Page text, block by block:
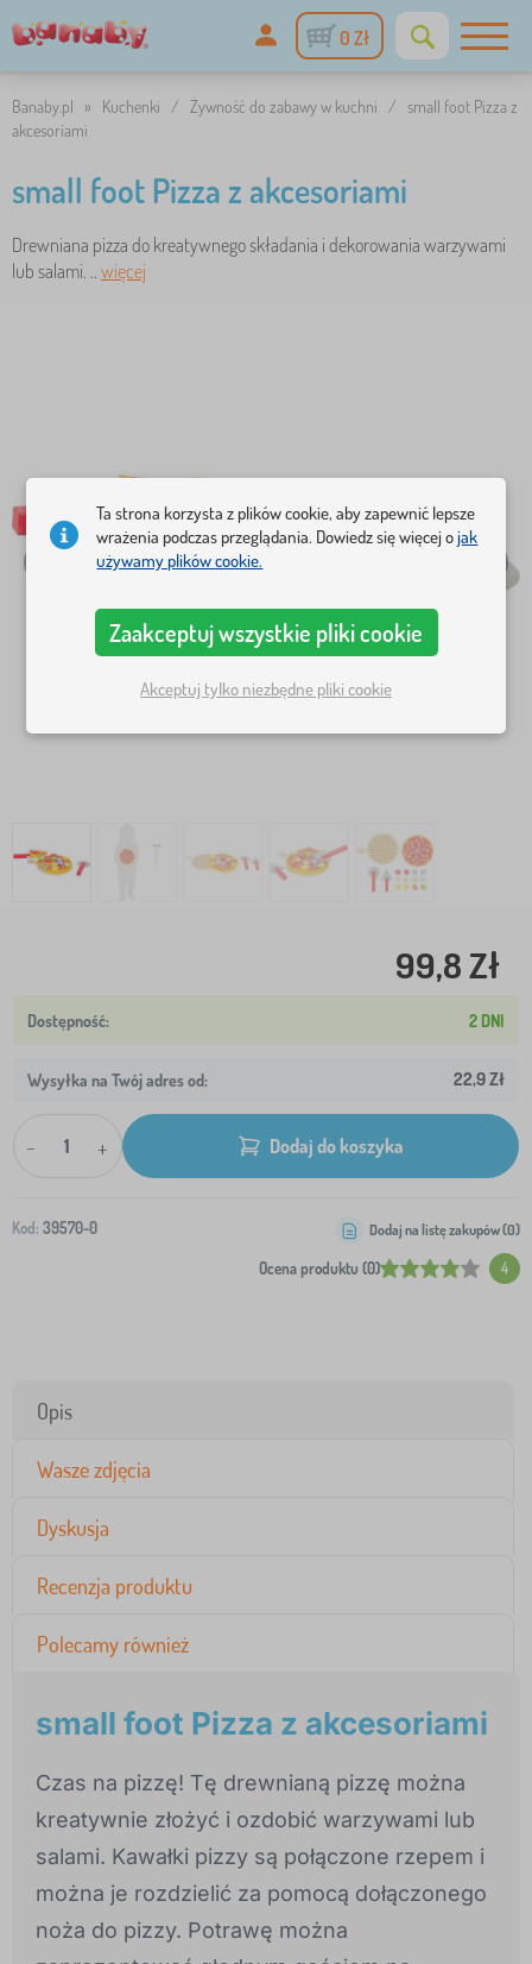
0 Zł
Banaby.pl » Kuchenki / Żywność do zabawy w kuchni /
small foot Pizza z
akcesoriami
small foot Pizza z akcesoriami
Drewniana pizza do kreatywnego składania i dekorowania warzywami
lub salami. .. więcej
99,8 Zł
2 DNI
Wysyłka na Twój adres od: 22,9 Zł
- + Dodaj do koszyka
Kod: 39570-0
Ocena produktu (0) 4
Dodaj na listę zakupów (0)
Opis
Wasze zdjęcia
Dyskusja
Recenzja produktu
Polecamy również
small foot Pizza z akcesoriami
Czas na pizzę! Tę drewnianą pizzę można
kreatywnie złożyć i ozdobić warzywami lub
salami. Kawałki pizzy są połączone rzepem i
można je rozdzielić za pomocą dołączonego
noża do pizzy. Potrawę można
Ta strona korzysta z plików cookie, aby zapewnić lepsze
wrażenia podczas przeglądania. Dowiedz się więcej ojak
używamy plików cookie.
Zaakceptuj wszystkie pliki cookie
Akceptuj tylko niezbędne pliki cookie